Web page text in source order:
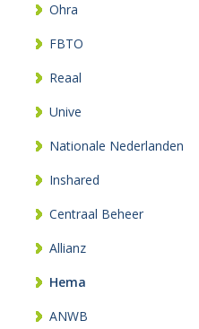
Ohra
FBTO
Reaal
Unive
Nationale Nederlanden
Inshared
Centraal Beheer
Allianz
Hema
ANWB